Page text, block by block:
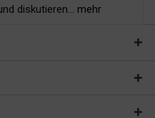
diskutieren... mehr